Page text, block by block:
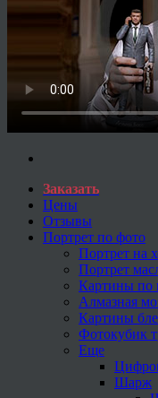
Заказать
Цены
Отзывы
Портрет по фото
Портрет на
Портрет
Картины по
Алмазная
Картины
Фотокубик
Еще
Шарж